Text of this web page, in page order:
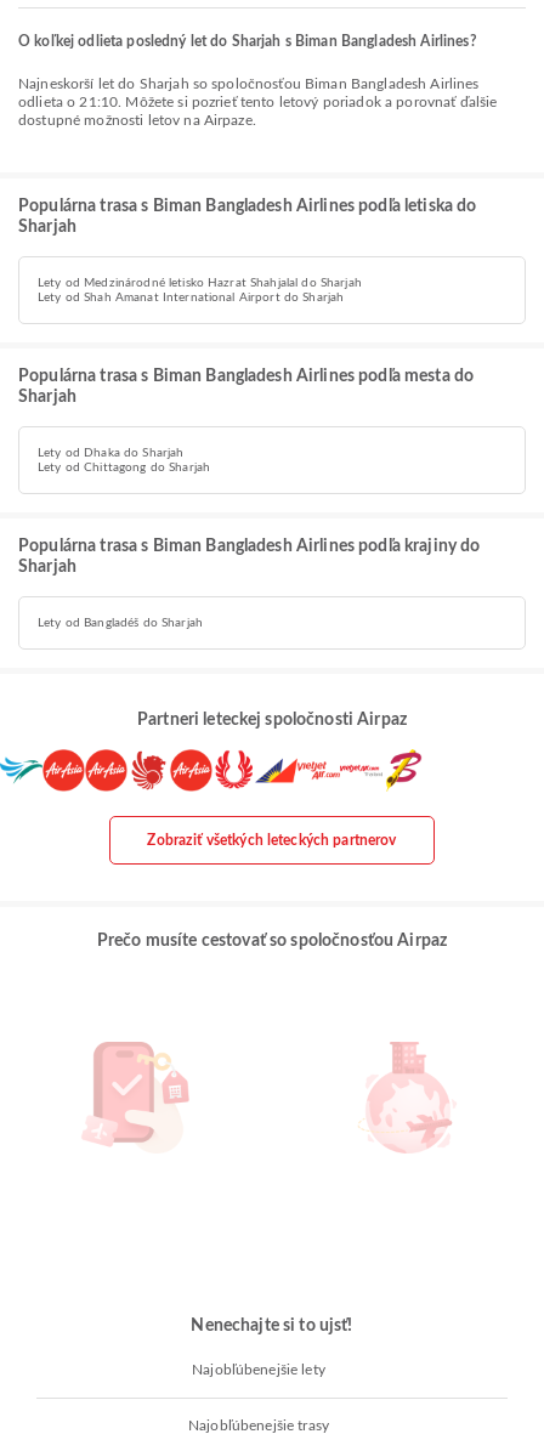
O koľkej odlieta posledný let do Sharjah s Biman Bangladesh Airlines?
Najneskorší let do Sharjah so spoločnosťou Biman Bangladesh Airlines
odlieta o 21:10. Môžete si pozrieť tento letový poriadok a porovnať ďalšie
dostupné možnosti letov na Airpaze.
Populárna trasa s Biman Bangladesh Airlines podľa letiska do
Sharjah
Lety od Medzinárodné letisko Hazrat Shahjalal do Sharjah
Lety od Shah Amanat International Airport do Sharjah
Populárna trasa s Biman Bangladesh Airlines podľa mesta do
Sharjah
Lety od Dhaka do Sharjah
Lety od Chittagong do Sharjah
Populárna trasa s Biman Bangladesh Airlines podľa krajiny do
Sharjah
Lety od Bangladéš do Sharjah
Partneri leteckej spoločnosti Airpaz
Zobraziť všetkých leteckých partnerov
Prečo musíte cestovať so spoločnosťou Airpaz
Nenechajte si to ujsť!
Najobľúbenejšie lety
Najobľúbenejšie trasy